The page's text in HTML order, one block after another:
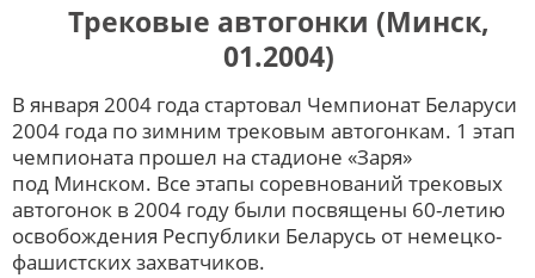
Трековые автогонки (Минск,
01.2004)
В января 2004 года стартовал Чемпионат Беларуси
2004 года по зимним трековым автогонкам. 1 этап
чемпионата прошел на стадионе «Заря»
под Минском. Все этапы соревнований трековых
автогонок в 2004 году были посвящены 60-летию
освобождения Республики Беларусь от немецко-
фашистских захватчиков.